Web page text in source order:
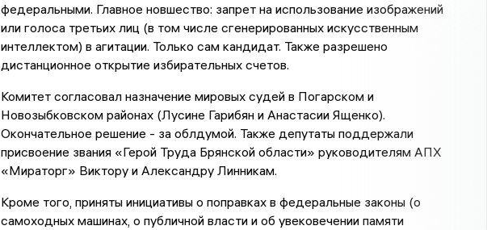
федеральными. Главное новшество: запрет на использование изображений
или голоса третьих лиц (в том числе сгенерированных искусственным
интеллектом) в агитации. Только сам кандидат. Также разрешено
дистанционное открытие избирательных счетов.
Комитет согласовал назначение мировых судей в Погарском и
Новозыбковском районах (Лусине Гарибян и Анастасии Ященко).
Окончательное решение - за облдумой. Также депутаты поддержали
присвоение звания «Герой Труда Брянской области» руководителям АПХ
«Мираторг» Виктору и Александру Линникам.
Кроме того, приняты инициативы о поправках в федеральные законы (о
самоходных машинах, о публичной власти и об увековечении памяти